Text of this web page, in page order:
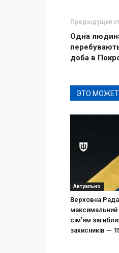
Предыдущая
Одна
доба в
ЭТО МОЖЕТ
Актуально
Верховна
максимальний
сім’ям
захисників —